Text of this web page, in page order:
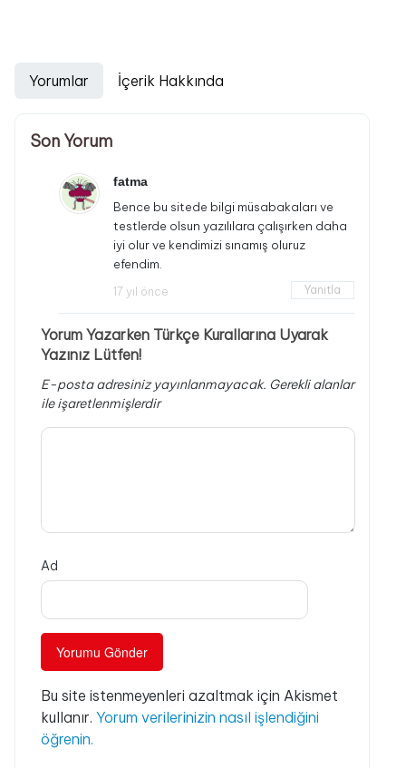
Yorumlar İçerik Hakkında
Son Yorum
fatma
Bence bu sitede bilgi müsabakaları ve
testlerde olsun yazılılara çalışırken daha
iyi olur ve kendimizi sınamış oluruz
efendim.
17 yıl önce Yanıtla
Yorum Yazarken Türkçe Kurallarına Uyarak
Yazınız Lütfen!
E-posta adresiniz yayınlanmayacak. Gerekli alanlar
ile işaretlenmişlerdir
Ad
Bu site istenmeyenleri azaltmak için Akismet
kullanır. Yorum verilerinizin nasıl işlendiğini
öğrenin.